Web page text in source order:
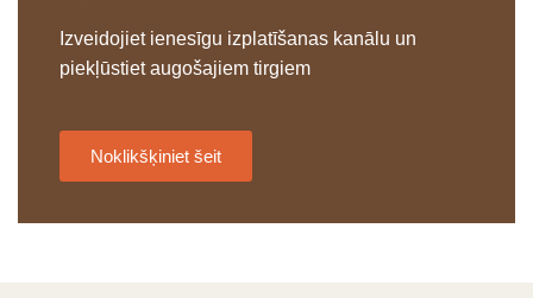
Izveidojiet ienesīgu izplatīšanas kanālu un
piekļūstiet augošajiem tirgiem
Noklikšķiniet šeit